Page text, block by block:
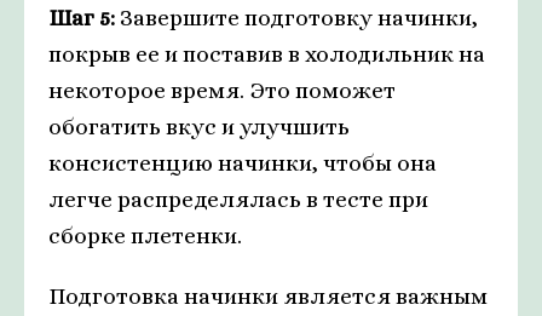
Шаг 5: Завершите подготовку начинки,
покрыв ее и поставив в холодильник на
некоторое время. Это поможет
обогатить вкус и улучшить
консистенцию начинки, чтобы она
легче распределялась в тесте при
сборке плетенки.
Подготовка начинки является важным